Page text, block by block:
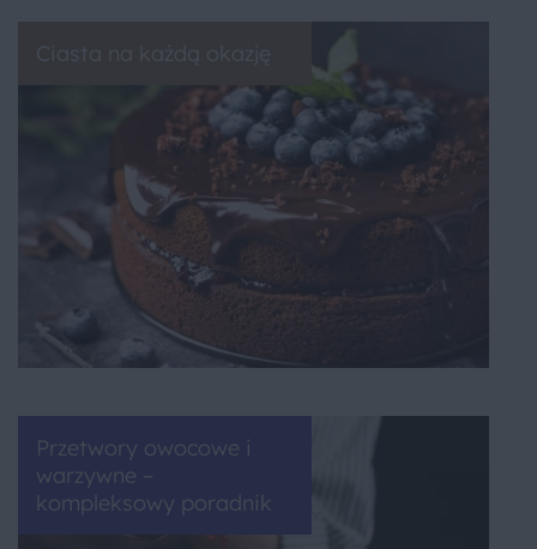
Przetwory owocowe i
warzywne –
kompleksowy poradnik